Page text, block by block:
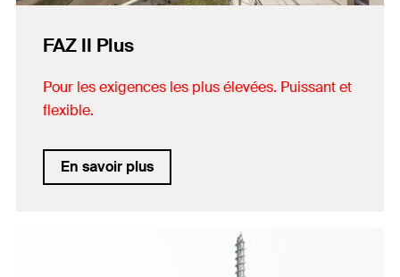
FAZ II Plus
Pour les exigences les plus élevées. Puissant et
flexible.
En savoir plus